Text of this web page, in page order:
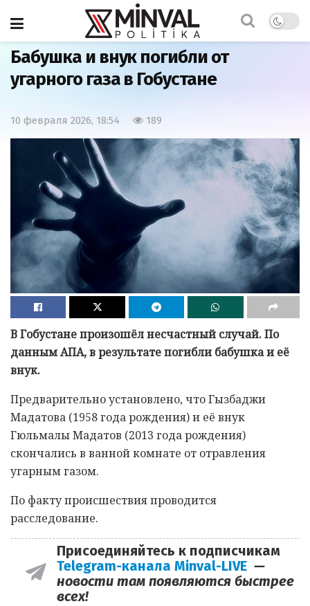
Главная Общество
Бабушка и внук погибли от
угарного газа в Гобустане
10 февраля 2026, 18:54 189
В Гобустане произошёл несчастный случай. По
данным AПA, в результате погибли бабушка и её
внук.
Предварительно установлено, что Гызбаджи
Мадатова (1958 года рождения) и её внук
Гюльмалы Мадатов (2013 года рождения)
скончались в ванной комнате от отравления
угарным газом.
По факту происшествия проводится
расследование.
Присоединяйтесь к подписчикам
Telegram-канала Minval-LIVE —
новости там появляются быстрее
всех!